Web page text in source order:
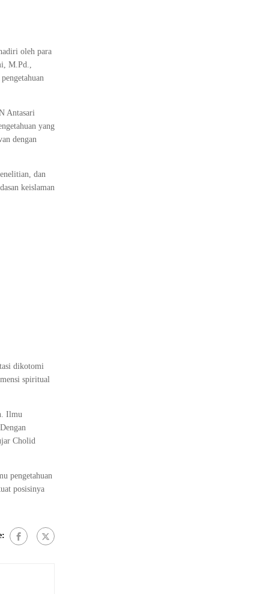
oleh para
M.Pd.,
Antasari
yang
dengan
dan
keislaman
dikotomi
spiritual
Ilmu
Cholid
pengetahuan
posisinya